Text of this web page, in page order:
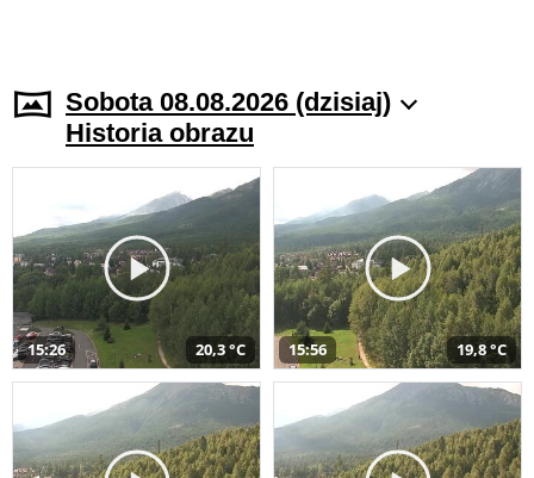
Sobota 08.08.2026 (dzisiaj)
Historia obrazu
15:26 20,3 °C 15:56 19,8 °C